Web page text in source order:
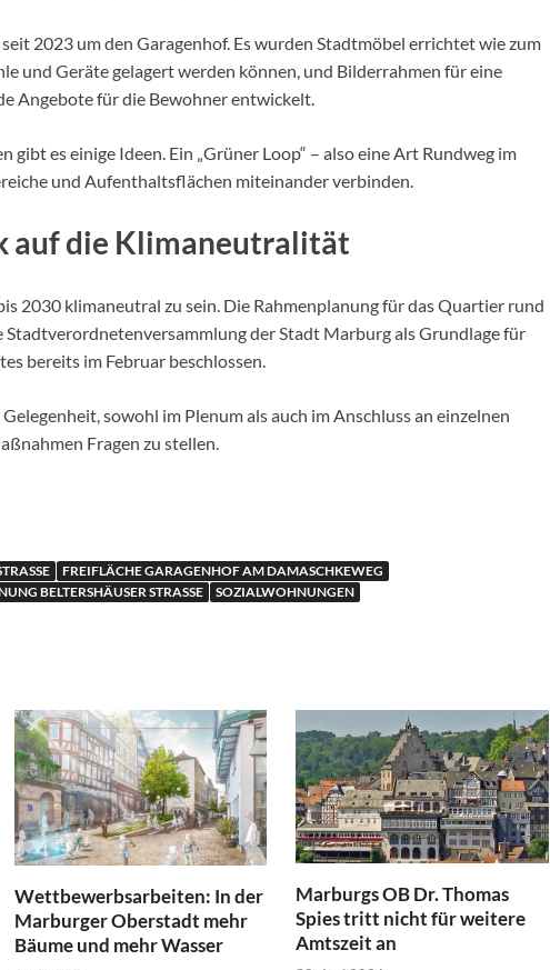
2023 um den Garagenhof. Es wurden Stadtmöbel errichtet wie zum
und Geräte gelagert werden können, und Bilderrahmen für eine
Angebote für die Bewohner entwickelt.
gibt es einige Ideen. Ein „Grüner Loop“ – also eine Art Rundweg im
und Aufenthaltsflächen miteinander verbinden.
auf die Klimaneutralität
2030 klimaneutral zu sein. Die Rahmenplanung für das Quartier rund
Stadtverordnetenversammlung der Stadt Marburg als Grundlage für
bereits im Februar beschlossen.
sowohl im Plenum als auch im Anschluss an einzelnen
Fragen zu stellen.
FREIFLÄCHE GARAGENHOF AM DAMASCHKEWEG
BELTERSHÄUSER STRASSE SOZIALWOHNUNGEN
Wettbewerbsarbeiten: In der
Marburger Oberstadt mehr
Bäume und mehr Wasser
Marburgs OB Dr. Thomas
Spies tritt nicht für weitere
Amtszeit an